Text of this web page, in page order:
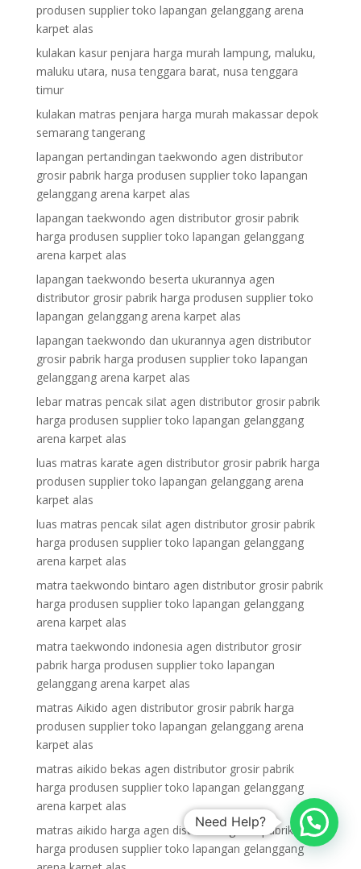
produsen supplier toko lapangan gelanggang arena
karpet alas
kulakan kasur penjara harga murah lampung, maluku,
maluku utara, nusa tenggara barat, nusa tenggara
timur
kulakan matras penjara harga murah makassar depok
semarang tangerang
lapangan pertandingan taekwondo agen distributor
grosir pabrik harga produsen supplier toko lapangan
gelanggang arena karpet alas
lapangan taekwondo agen distributor grosir pabrik
harga produsen supplier toko lapangan gelanggang
arena karpet alas
lapangan taekwondo beserta ukurannya agen
distributor grosir pabrik harga produsen supplier toko
lapangan gelanggang arena karpet alas
lapangan taekwondo dan ukurannya agen distributor
grosir pabrik harga produsen supplier toko lapangan
gelanggang arena karpet alas
lebar matras pencak silat agen distributor grosir pabrik
harga produsen supplier toko lapangan gelanggang
arena karpet alas
luas matras karate agen distributor grosir pabrik harga
produsen supplier toko lapangan gelanggang arena
karpet alas
luas matras pencak silat agen distributor grosir pabrik
harga produsen supplier toko lapangan gelanggang
arena karpet alas
matra taekwondo bintaro agen distributor grosir pabrik
harga produsen supplier toko lapangan gelanggang
arena karpet alas
matra taekwondo indonesia agen distributor grosir
pabrik harga produsen supplier toko lapangan
gelanggang arena karpet alas
matras Aikido agen distributor grosir pabrik harga
produsen supplier toko lapangan gelanggang arena
karpet alas
matras aikido bekas agen distributor grosir pabrik
harga produsen supplier toko lapangan gelanggang
arena karpet alas
matras aikido harga agen distributor grosir pabrik
harga produsen supplier toko lapangan gelanggang
Need Help?